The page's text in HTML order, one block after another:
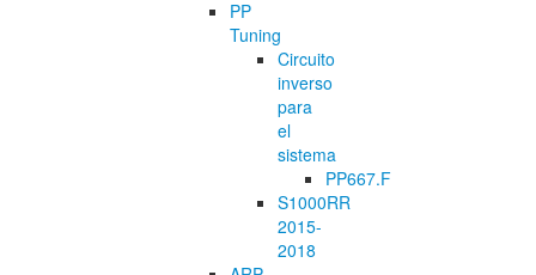
PP
Tuning
Circuito
inverso
para
el
sistema
PP667.F
S1000RR
2015-
2018